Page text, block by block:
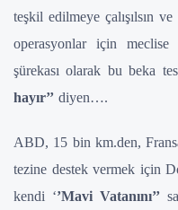
teşkil edilmeye çalışılsın
operasyonlar için
şürekası olarak bu beka
hayır’’ diyen….
ABD, 15 bin km.den,
tezine destek vermek için
kendi ‘’Mavi Vatanını’’